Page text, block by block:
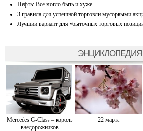
Нефть: Все могло быть и хуже…
3 правила для успешной торговли мусорными
Лучший вариант для убыточных торговых
ЭНЦИКЛОПЕДИЯ
Mercedes G-Class – король
внедорожников
22 марта